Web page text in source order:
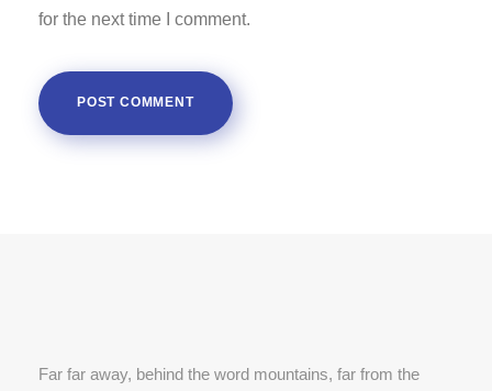
for the next time I comment.
Far far away, behind the word mountains, far from the